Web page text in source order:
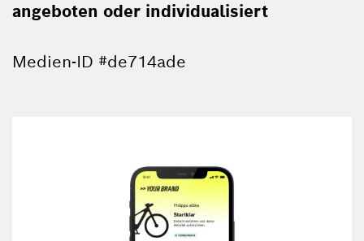
angeboten oder individualisiert
Medien-ID #de714ade